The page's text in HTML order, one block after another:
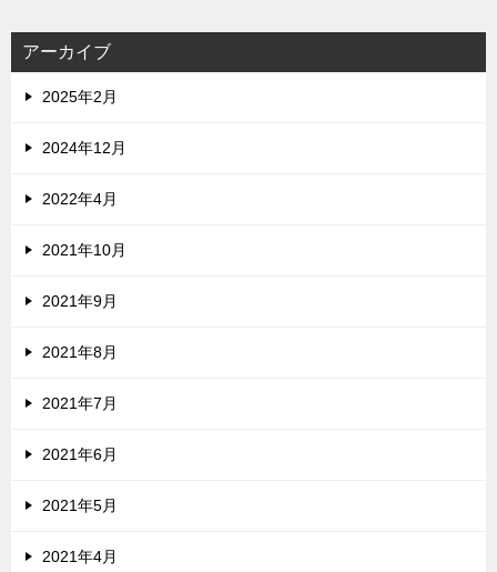
アーカイブ
2025年2月
2024年12月
2022年4月
2021年10月
2021年9月
2021年8月
2021年7月
2021年6月
2021年5月
2021年4月